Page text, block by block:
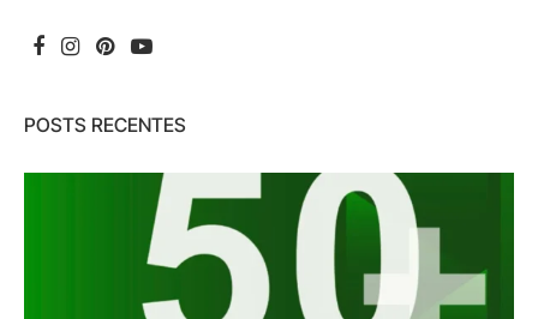
POSTS RECENTES